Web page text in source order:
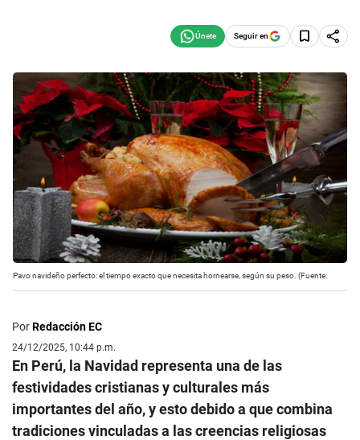
Seguir en
Pavo navideño perfecto: el tiempo exacto que necesita hornearse, según su peso. (Fuente:
PorRedacción EC
24/12/2025, 10:44 p.m.
En Perú, la Navidad representa una de las
festividades cristianas y culturales más
importantes del año, y esto debido a que combina
tradiciones vinculadas a las creencias religiosas